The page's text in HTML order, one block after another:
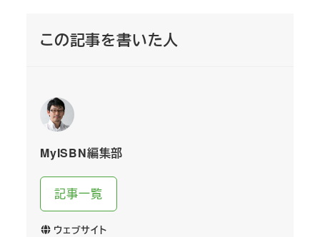
この記事を書いた人
MyISBN編集部
記事一覧
ウェブサイト